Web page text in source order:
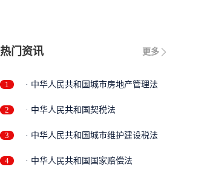
更多
热门资讯
1 · 中华人民共和国城市房地产管理法
2 · 中华人民共和国契税法
3 · 中华人民共和国城市维护建设税法
4 · 中华人民共和国国家赔偿法